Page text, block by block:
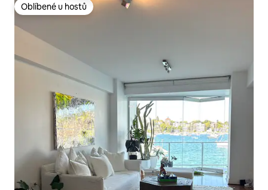
Oblíbené u hostů
Oblíbené u hostů